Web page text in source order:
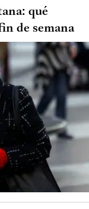
qué
de semana